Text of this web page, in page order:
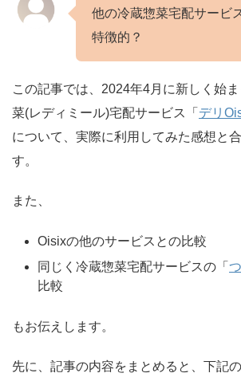
他の冷蔵惣菜宅配サービ
特徴的？
この記事では、2024年4月に新しく始
菜(レディミール)宅配サービス「 デリ
について、実際に利用してみた感想と
す。
また、
Oisixの他のサービスとの比較
同じく冷蔵惣菜宅配サービスの「
比較
もお伝えします。
先に、記事の内容をまとめると、下記の